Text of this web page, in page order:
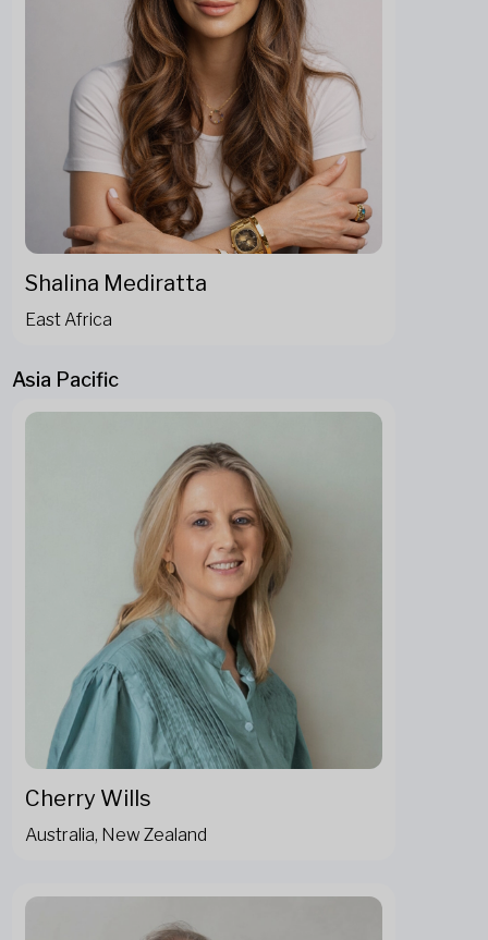
Shalina Mediratta
East Africa
Asia Pacific
Cherry Wills
Australia, New Zealand